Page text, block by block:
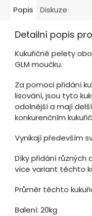
Popis Diskuze
Detailní popis
Kukuřičné pelety
GLM moučku.
Za pomoci přidání
lisování, jsou tyto
odolnější a mají
konkurenčním
Vynikají především
Díky přidání různých
více variant těchto
Průměr těchto
Balení: 20kg